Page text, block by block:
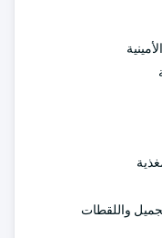
واللقطات